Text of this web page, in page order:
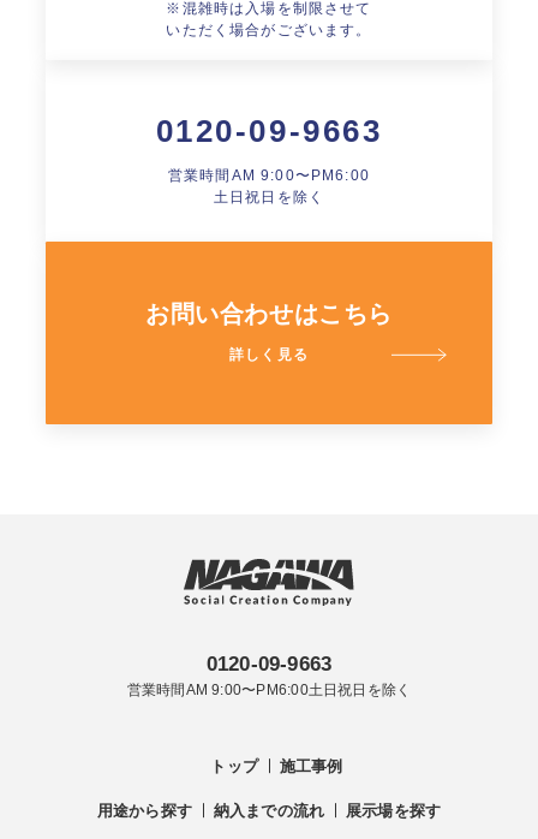
※混雑時は入場を制限させて
いただく場合がございます。
0120-09-9663
営業時間AM 9:00〜PM6:00
土日祝日を除く
お問い合わせはこちら
詳しく見る
0120-09-9663
営業時間AM 9:00〜PM6:00土日祝日を除く
トップ 施工事例
用途から探す 納入までの流れ 展示場を探す